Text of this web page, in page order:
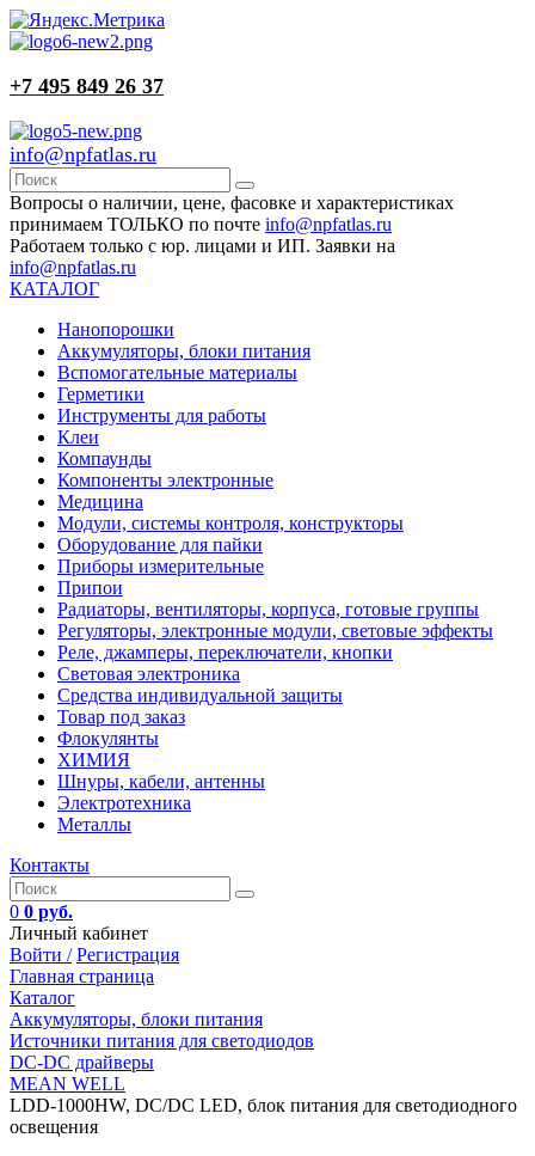
+7 495 849 26 37
info@npfatlas.ru
Вопросы о наличии, цене, фасовке и характеристиках
принимаем ТОЛЬКО по почте info@npfatlas.ru
Работаем только с юр. лицами и ИП. Заявки на
info@npfatlas.ru
КАТАЛОГ
Нанопорошки
Аккумуляторы, блоки питания
Вспомогательные материалы
Герметики
Инструменты для работы
Клеи
Компаунды
Компоненты электронные
Медицина
Модули, системы контроля, конструкторы
Оборудование для пайки
Приборы измерительные
Припои
Радиаторы, вентиляторы, корпуса, готовые группы
Регуляторы, электронные модули, световые эффекты
Реле, джамперы, переключатели, кнопки
Световая электроника
Средства индивидуальной защиты
Товар под заказ
Флокулянты
ХИМИЯ
Шнуры, кабели, антенны
Электротехника
Металлы
Контакты
0 0 руб.
Личный кабинет
Войти / Регистрация
Главная страница
Каталог
Аккумуляторы, блоки питания
Источники питания для светодиодов
DC-DC драйверы
MEAN WELL
LDD-1000HW, DC/DC LED, блок питания для светодиодного
освещения